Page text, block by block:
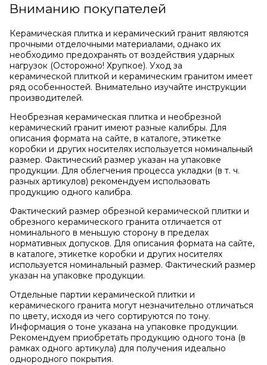
Вниманию покупателей
Керамическая плитка и керамический гранит являются
прочными отделочными материалами, однако их
необходимо предохранять от воздействия ударных
нагрузок (Осторожно! Хрупкое). Уход за
керамической плиткой и керамическим гранитом имеет
ряд особенностей. Внимательно изучайте инструкции
производителей.
Необрезная керамическая плитка и необрезной
керамический гранит имеют разные калибры. Для
описания формата на сайте, в каталоге, этикетке
коробки и других носителях используется номинальный
размер. Фактический размер указан на упаковке
продукции. Для облегчения процесса укладки (в т. ч.
разных артикулов) рекомендуем использовать
продукцию одного калибра.
Фактический размер обрезной керамической плитки и
обрезного керамического гранита отличается от
номинального в меньшую сторону в пределах
нормативных допусков. Для описания формата на сайте,
в каталоге, этикетке коробки и других носителях
используется номинальный размер. Фактический размер
указан на упаковке продукции.
Отдельные партии керамической плитки и
керамического гранита могут незначительно отличаться
по цвету, исходя из чего сортируются по тону.
Информация о тоне указана на упаковке продукции.
Рекомендуем приобретать продукцию одного тона (в
рамках одного артикула) для получения идеально
однородного покрытия.